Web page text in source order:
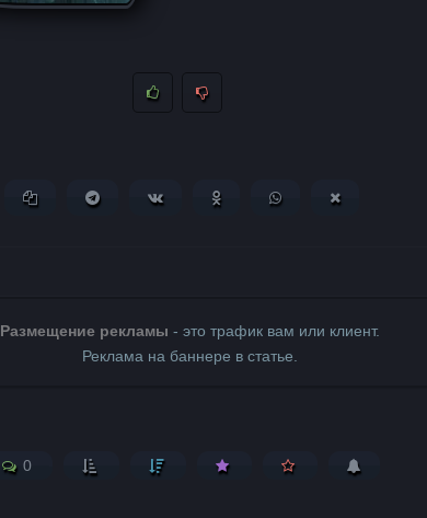
Копировать ссылкуПоделиться в Telegram
Поделиться ВКонтакте
Поделиться вПоделиться в
Размещение рекламы - это трафик вам или клиент.
Реклама на баннере в статье.
0